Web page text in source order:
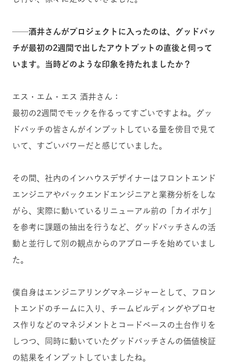
──酒井さんがプロジェクトに入ったのは、グッドパッ
チが最初の2週間で出したアウトプットの直後と伺って
います。当時どのような印象を持たれましたか？
エス・エム・エス 酒井さん：
最初の2週間でモックを作るってすごいですよね。グッ
ドパッチの皆さんがインプットしている量を傍目で見て
いて、すごいパワーだと感じていました。
その間、社内のインハウスデザイナーはフロントエンド
エンジニアやバックエンドエンジニアと業務分析をしな
がら、実際に動いているリニューアル前の「カイポケ」
を参考に課題の抽出を行うなど、グッドパッチさんの活
動と並行して別の観点からのアプローチを始めていまし
た。
僕自身はエンジニアリングマネージャーとして、フロン
トエンドのチームに入り、チームビルディングやプロセ
ス作りなどのマネジメントとコードベースの土台作りを
しつつ、同時に動いていたグッドパッチさんの価値検証
の結果をインプットしていましたね。